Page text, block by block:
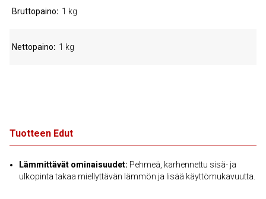
Tuotteen Edut
Lämmittävät ominaisuudet: Pehmeä, karhennettu sisä- ja
ulkopinta takaa miellyttävän lämmön ja lisää käyttömukavuutta.
Bruttopaino 1 kg
Nettopaino 1 kg